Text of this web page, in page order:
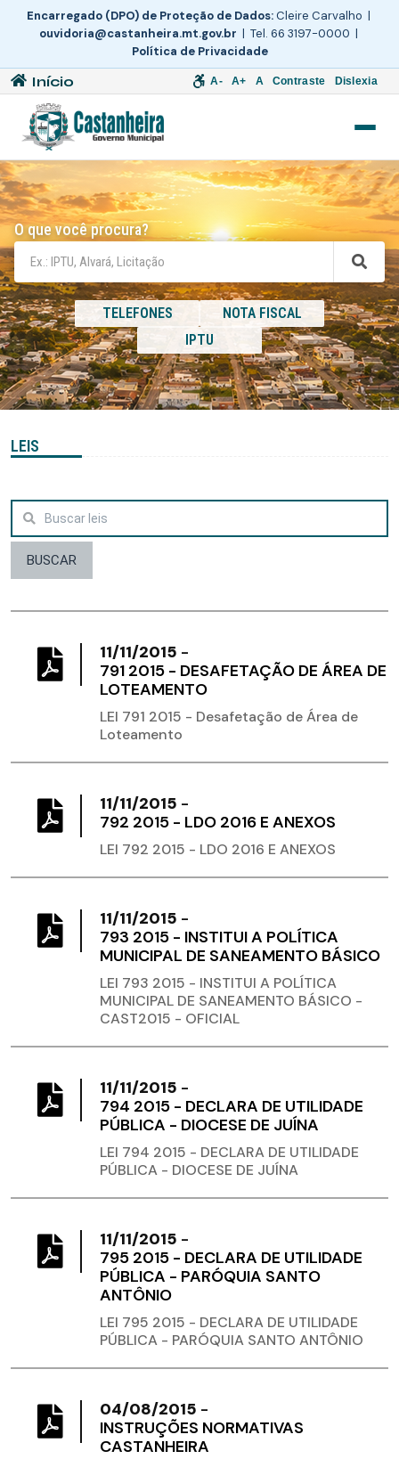
Encarregado (DPO) de Proteção de Dados:Cleire Carvalho |
ouvidoria@castanheira.mt.gov.br | Tel. 66 3197-0000 |
Política de Privacidade
Início A- A+ A Contraste Dislexia
O que você procura?
TELEFONES
NOTA FISCAL
IPTU
LEIS
BUSCAR
11/11/2015 -
791 2015 - DESAFETAÇÃO DE ÁREA DE
LOTEAMENTO
LEI 791 2015 - Desafetação de Área de
Loteamento
11/11/2015 -
792 2015 - LDO 2016 E ANEXOS
LEI 792 2015 - LDO 2016 E ANEXOS
11/11/2015 -
793 2015 - INSTITUI A POLÍTICA
MUNICIPAL DE SANEAMENTO BÁSICO
LEI 793 2015 - INSTITUI A POLÍTICA
MUNICIPAL DE SANEAMENTO BÁSICO -
CAST2015 - OFICIAL
11/11/2015 -
794 2015 - DECLARA DE UTILIDADE
PÚBLICA - DIOCESE DE JUÍNA
LEI 794 2015 - DECLARA DE UTILIDADE
PÚBLICA - DIOCESE DE JUÍNA
11/11/2015 -
795 2015 - DECLARA DE UTILIDADE
PÚBLICA - PARÓQUIA SANTO
ANTÔNIO
LEI 795 2015 - DECLARA DE UTILIDADE
PÚBLICA - PARÓQUIA SANTO ANTÔNIO
04/08/2015 -
INSTRUÇÕES NORMATIVAS
CASTANHEIRA